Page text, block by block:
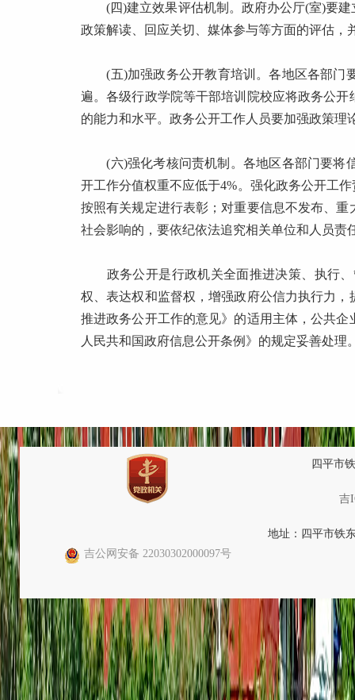
(四)建立效果评估机制。政府办公厅(室)要建
政策解读、回应关切、媒体参与等方面的评估
(五)加强政务公开教育培训。各地区各部门要
遍。各级行政学院等干部培训院校应将政务公
的能力和水平。政务公开工作人员要加强政策
(六)强化考核问责机制。各地区各部门要将信
开工作分值权重不应低于4%。强化政务公开工
按照有关规定进行表彰；对重要信息不发布、
社会影响的，要依纪依法追究相关单位和人员责
政务公开是行政机关全面推进决策、执行、
权、表达权和监督权，增强政府公信力执行力
推进政务公开工作的意见》的适用主体，公共
人民共和国政府信息公开条例》的规定妥善处理